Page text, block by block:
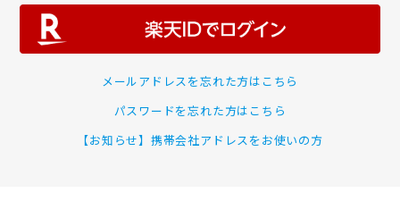
メールアドレスを忘れた方はこちら
パスワードを忘れた方はこちら
【お知らせ】携帯会社アドレスをお使いの方